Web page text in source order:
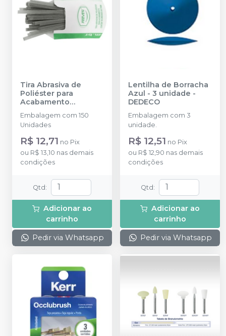
Tira Abrasiva de
Poliéster para
Acabamento
4x170mm
Embalagem com 150
Unidades
R$ 12,71 no Pix
ou R$ 13,10 nas demais
condições
Qtd :
Adicionar ao
carrinho
Pedir via Whatsapp
Lentilha de Borracha
Azul - 3 unidade -
DEDECO
Embalagem com 3
unidade.
R$ 12,51 no Pix
ou R$ 12,90 nas demais
condições
Qtd :
Adicionar ao
carrinho
Pedir via Whatsapp